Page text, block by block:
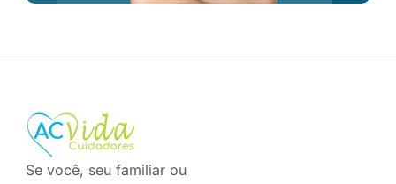
Se você, seu familiar ou